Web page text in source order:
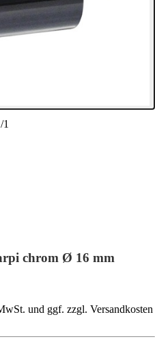
/1
chrom Ø 16 mm
und ggf. zzgl. Versandkosten